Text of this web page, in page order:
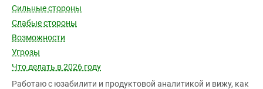
Сильные стороны
Слабые стороны
Возможности
Угрозы
Что делать в 2026 году
Работаю с юзабилити и продуктовой аналитикой и вижу, как